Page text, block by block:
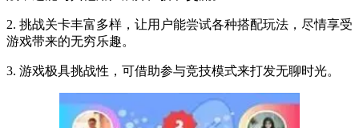
2. 挑战关卡丰富多样，让用户能尝试各种搭配玩法，尽情享受
游戏带来的无穷乐趣。
3. 游戏极具挑战性，可借助参与竞技模式来打发无聊时光。